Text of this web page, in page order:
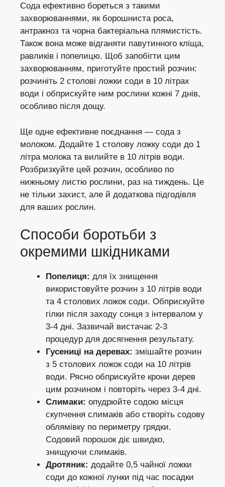
Сода ефективно бореться з такими
захворюваннями, як борошниста роса,
антракноз та чорна бактеріальна плямистість.
Також вона може відганяти павутинного кліща,
равликів і попелицю. Щоб запобігти цим
захворюванням, приготуйте простий розчин:
розчиніть 2 столові ложки соди в 10 літрах
води і обприскуйте ним рослини кожні 7 днів,
особливо після дощу.
Ще одне ефективне поєднання — сода з
молоком. Додайте 1 столову ложку соди до 1
літра молока та вилийте в 10 літрів води.
Розбризкуйте цей розчин, особливо по
нижньому листю рослини, раз на тиждень. Це
не тільки захист, але й додаткова підгодівля
для ваших рослин.
Способи боротьби з
окремими шкідниками
Попелиця: для їх знищення
використовуйте розчин з 10 літрів води
та 4 столових ложок соди. Обприскуйте
гілки після заходу сонця з інтервалом у
3-4 дні. Зазвичай вистачає 2-3
процедур для досягнення результату.
Гусениці на деревах: змішайте розчин
з 5 столових ложок соди на 10 літрів
води. Рясно обприскуйте крони дерев
цим розчином і повторіть через 3-4 дні.
Слимаки: опудрюйте содою місця
скупчення слимаків або створіть содову
облямівку по периметру грядки.
Содовий порошок діє швидко,
знищуючи слимаків.
Дротяник: додайте 0,5 чайної ложки
соди до кожної лунки під час посадки